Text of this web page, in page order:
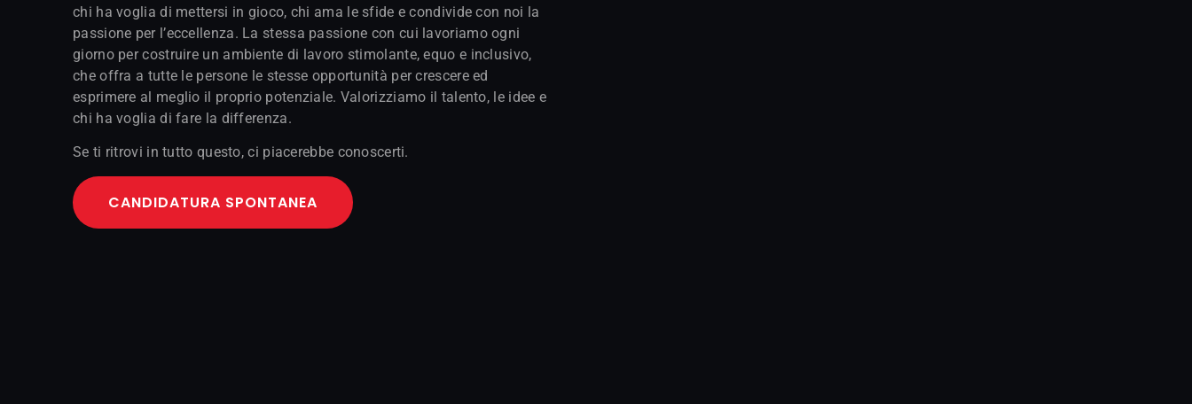
chi ha voglia di mettersi in gioco, chi ama le sfide e condivide con noi la
passione per l’eccellenza. La stessa passione con cui lavoriamo ogni
giorno per costruire un ambiente di lavoro stimolante, equo e inclusivo,
che offra a tutte le persone le stesse opportunità per crescere ed
esprimere al meglio il proprio potenziale. Valorizziamo il talento, le idee e
chi ha voglia di fare la differenza.
Se ti ritrovi in tutto questo, ci piacerebbe conoscerti.
CANDIDATURA SPONTANEA